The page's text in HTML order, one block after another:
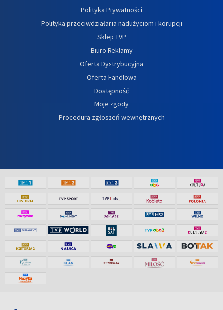
Polityka Prywatności
Polityka przeciwdziałania nadużyciom i korupcji
Sklep TVP
Biuro Reklamy
Oferta Dystrybucyjna
Oferta Handlowa
Dostępność
Moje zgody
Procedura zgłoszeń wewnętrznych